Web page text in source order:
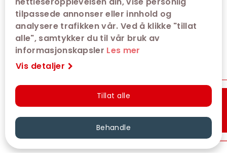
tilpassede annonser eller innhold og
analysere trafikken vår. Ved å klikke "tillat
alle", samtykker du til vår bruk av
informasjonskapsler Les mer
Vis detaljer
Tillat alle
Behandle Hurtigkjøp